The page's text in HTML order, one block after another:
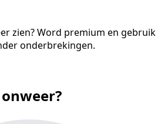
zien?Word premium en gebruik
onderbrekingen.